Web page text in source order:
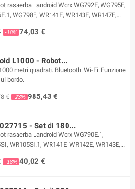
rasaerba Landroid Worx WG792E, WG795E,
WG798E, WR141E, WR143E, WR147E,...
-18% 74,03 €
L1000 - Robot...
metri quadrati. Bluetooth. Wi-Fi. Funzione
bordo.
€ -23% 985,43 €
- Set di 180...
rasaerba Landroid Worx WG790E.1,
WR105SI.1, WR141E, WR142E, WR143E,...
-18% 40,02 €